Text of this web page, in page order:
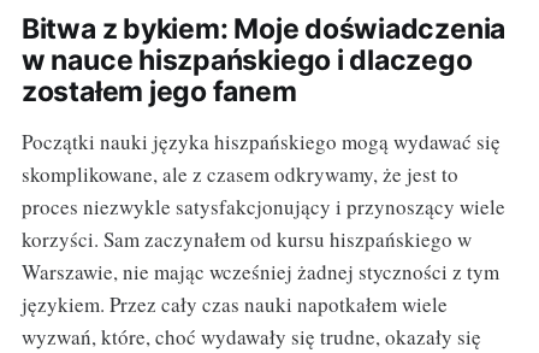
Bitwa z bykiem: Moje doświadczenia
w nauce hiszpańskiego i dlaczego
zostałem jego fanem
Początki nauki języka hiszpańskiego mogą wydawać się
skomplikowane, ale z czasem odkrywamy, że jest to
proces niezwykle satysfakcjonujący i przynoszący wiele
korzyści. Sam zaczynałem od kursu hiszpańskiego w
Warszawie, nie mając wcześniej żadnej styczności z tym
językiem. Przez cały czas nauki napotkałem wiele
wyzwań, które, choć wydawały się trudne, okazały się